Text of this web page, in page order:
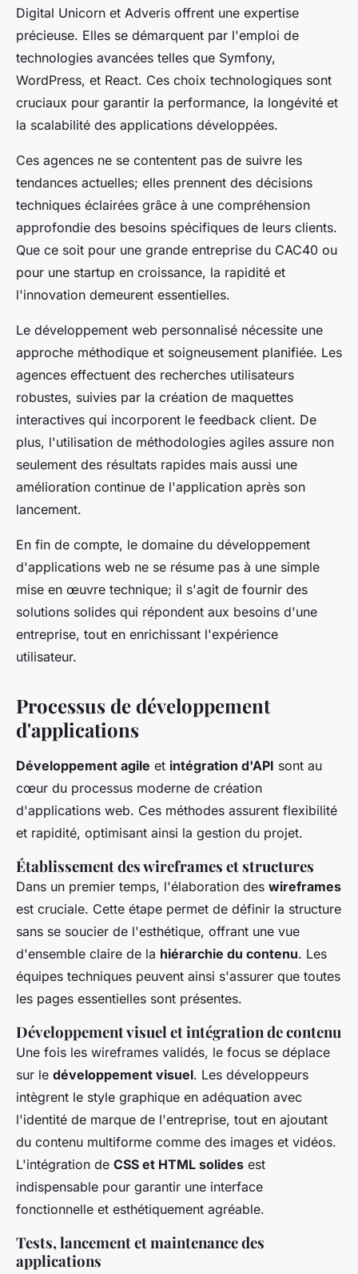
Digital Unicorn et Adveris offrent une expertise
précieuse. Elles se démarquent par l'emploi de
technologies avancées telles que Symfony,
WordPress, et React. Ces choix technologiques sont
cruciaux pour garantir la performance, la longévité et
la scalabilité des applications développées.
Ces agences ne se contentent pas de suivre les
tendances actuelles; elles prennent des décisions
techniques éclairées grâce à une compréhension
approfondie des besoins spécifiques de leurs clients.
Que ce soit pour une grande entreprise du CAC40 ou
pour une startup en croissance, la rapidité et
l'innovation demeurent essentielles.
Le développement web personnalisé nécessite une
approche méthodique et soigneusement planifiée. Les
agences effectuent des recherches utilisateurs
robustes, suivies par la création de maquettes
interactives qui incorporent le feedback client. De
plus, l'utilisation de méthodologies agiles assure non
seulement des résultats rapides mais aussi une
amélioration continue de l'application après son
lancement.
En fin de compte, le domaine du développement
d'applications web ne se résume pas à une simple
mise en œuvre technique; il s'agit de fournir des
solutions solides qui répondent aux besoins d'une
entreprise, tout en enrichissant l'expérience
utilisateur.
Processus de développement
d'applications
Développement agile et intégration d'API sont au
cœur du processus moderne de création
d'applications web. Ces méthodes assurent flexibilité
et rapidité, optimisant ainsi la gestion du projet.
Établissement des wireframes et structures
Dans un premier temps, l'élaboration des wireframes
est cruciale. Cette étape permet de définir la structure
sans se soucier de l'esthétique, offrant une vue
d'ensemble claire de la hiérarchie du contenu. Les
équipes techniques peuvent ainsi s'assurer que toutes
les pages essentielles sont présentes.
Développement visuel et intégration de contenu
Une fois les wireframes validés, le focus se déplace
sur le développement visuel. Les développeurs
intègrent le style graphique en adéquation avec
l'identité de marque de l'entreprise, tout en ajoutant
du contenu multiforme comme des images et vidéos.
L'intégration de CSS et HTML solides est
indispensable pour garantir une interface
fonctionnelle et esthétiquement agréable.
Tests, lancement et maintenance des
applications